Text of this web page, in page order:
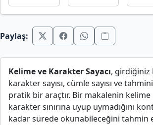
Paylaş:
Kelime ve Karakter Sayacı, girdiğiniz
karakter sayısı, cümle sayısı ve
pratik bir araçtır. Bir makalenin
karakter sınırına uyup uymadığını
kadar sürede okunabileceğini tahmin